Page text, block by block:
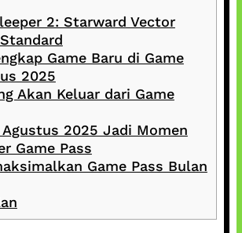
2: Starward Vector
Game Baru di Game
2025
Akan Keluar dari Game
Agustus 2025 Jadi Momen
Game Pass
Game Pass Bulan